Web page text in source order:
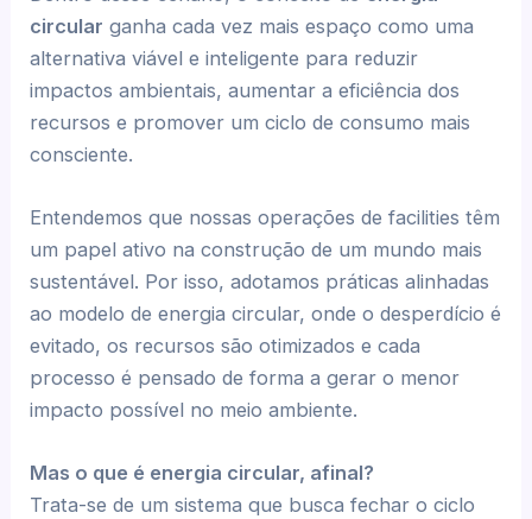
circular ganha cada vez mais espaço como uma
alternativa viável e inteligente para reduzir
impactos ambientais, aumentar a eficiência dos
recursos e promover um ciclo de consumo mais
consciente.
Entendemos que nossas operações de facilities têm
um papel ativo na construção de um mundo mais
sustentável. Por isso, adotamos práticas alinhadas
ao modelo de energia circular, onde o desperdício é
evitado, os recursos são otimizados e cada
processo é pensado de forma a gerar o menor
impacto possível no meio ambiente.
Mas o que é energia circular, afinal?
Trata-se de um sistema que busca fechar o ciclo